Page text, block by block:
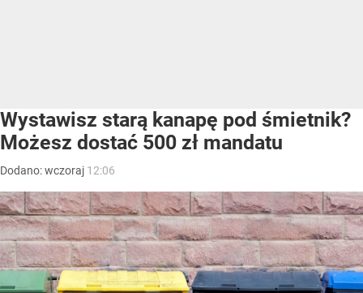
Wystawisz starą kanapę pod śmietnik?
Możesz dostać 500 zł mandatu
Dodano:wczoraj 12:06